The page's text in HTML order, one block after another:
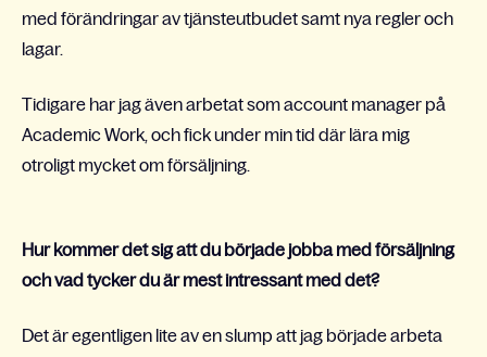
med förändringar av tjänsteutbudet samt nya regler och
lagar.
Tidigare har jag även arbetat som account manager på
Academic Work, och fick under min tid där lära mig
otroligt mycket om försäljning.
Hur kommer det sig att du började jobba med försäljning
och vad tycker du är mest intressant med det?
Det är egentligen lite av en slump att jag började arbeta